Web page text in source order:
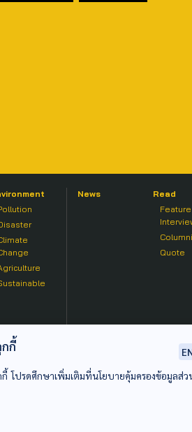
News
Read
Feature
Quote
กี้
กี้ โปรดศึกษาเพิ่มเติมที่นโยบายคุ้มครองข้อมูลส่